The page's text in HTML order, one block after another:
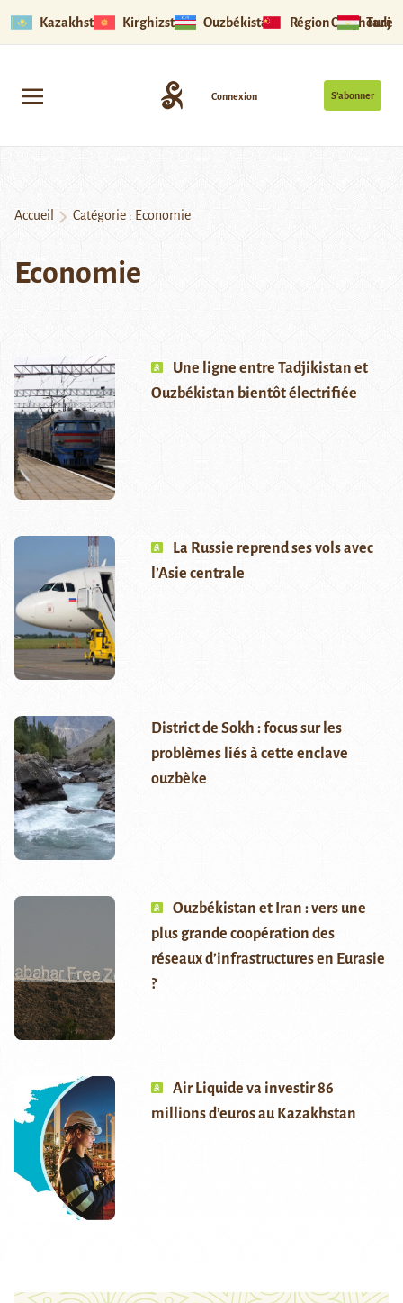
Kazakhstan Kirghizstan Ouzbékistan Région Ouïghoure
S’abonner
Connexion
Accueil Catégorie : Economie
Economie
Une ligne entre Tadjikistan et
Ouzbékistan bientôt électrifiée
La Russie reprend ses vols avec
l’Asie centrale
District de Sokh : focus sur les
problèmes liés à cette enclave
ouzbèke
Ouzbékistan et Iran : vers une
plus grande coopération des
réseaux d’infrastructures en Eurasie
?
Air Liquide va investir 86
millions d’euros au Kazakhstan